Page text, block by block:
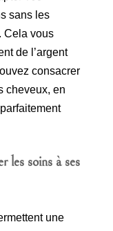
sans les
Cela vous
de l’argent
consacrer
cheveux, en
les soins à ses
une